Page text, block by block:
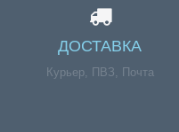
ДОСТАВКА
Курьер, ПВЗ, Почта